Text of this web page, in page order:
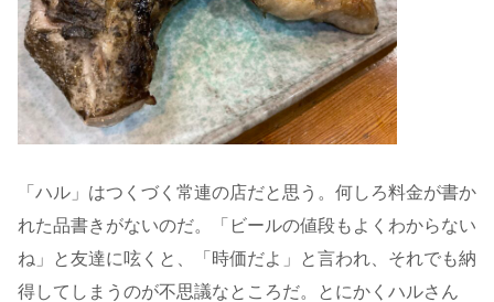
「ハル」はつくづく常連の店だと思う。何しろ料金が書か
れた品書きがないのだ。「ビールの値段もよくわからない
ね」と友達に呟くと、「時価だよ」と言われ、それでも納
得してしまうのが不思議なところだ。とにかくハルさん